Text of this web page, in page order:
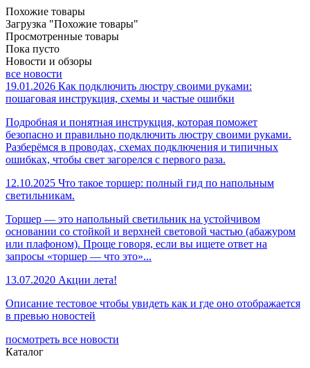
Похожие товары
Загрузка "Похожие товары"
Просмотренные товары
Пока пусто
Новости и обзоры
все новости
19.01.2026 Как подключить люстру своими руками:
пошаговая инструкция, схемы и частые ошибки
Подробная и понятная инструкция, которая поможет
безопасно и правильно подключить люстру своими руками.
Разберёмся в проводах, схемах подключения и типичных
ошибках, чтобы свет загорелся с первого раза.
12.10.2025 Что такое торшер: полный гид по напольным
светильникам.
Торшер — это напольный светильник на устойчивом
основании со стойкой и верхней световой частью (абажуром
или плафоном). Проще говоря, если вы ищете ответ на
запросы «торшер — что это»...
13.07.2020 Акции лета!
Описание тестовое чтобы увидеть как и где оно отображается
в превью новостей
посмотреть все новости
Каталог